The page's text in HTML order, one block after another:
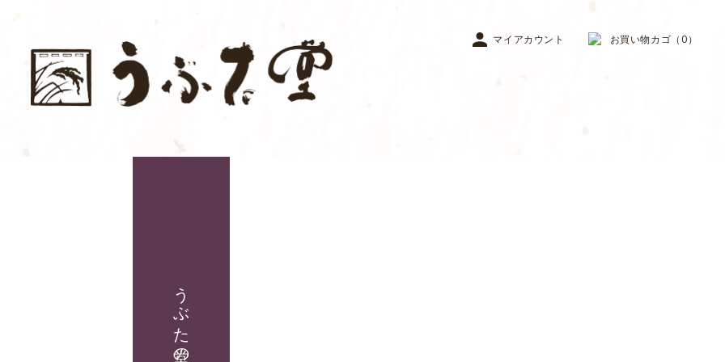
マイアカウント お買い物カゴ（0）
うぶた堂の商品